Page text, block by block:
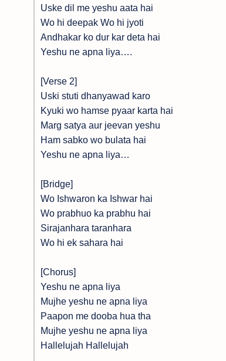
Uske dil me yeshu aata hai
Wo hi deepak Wo hi jyoti
Andhakar ko dur kar deta hai
Yeshu ne apna liya….
[Verse 2]
Uski stuti dhanyawad karo
Kyuki wo hamse pyaar karta hai
Marg satya aur jeevan yeshu
Ham sabko wo bulata hai
Yeshu ne apna liya…
[Bridge]
Wo Ishwaron ka Ishwar hai
Wo prabhuo ka prabhu hai
Sirajanhara taranhara
Wo hi ek sahara hai
[Chorus]
Yeshu ne apna liya
Mujhe yeshu ne apna liya
Paapon me dooba hua tha
Mujhe yeshu ne apna liya
Hallelujah Hallelujah